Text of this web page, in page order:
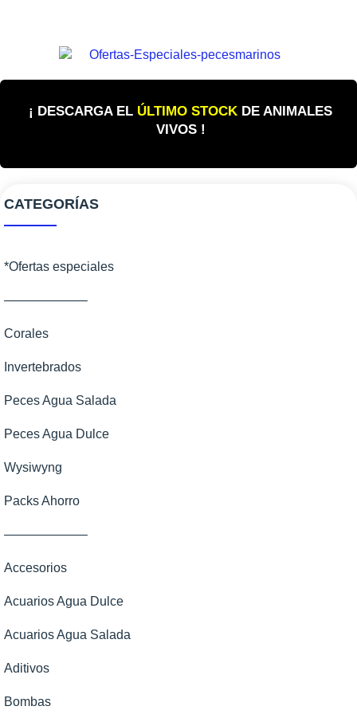
¡ DESCARGA EL ÚLTIMO STOCK DE ANIMALES
VIVOS !
CATEGORÍAS
*Ofertas especiales
——————–
Corales
Invertebrados
Peces Agua Salada
Peces Agua Dulce
Wysiwyng
Packs Ahorro
——————–
Accesorios
Acuarios Agua Dulce
Acuarios Agua Salada
Aditivos
Bombas